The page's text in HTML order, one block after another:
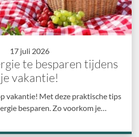
17 juli 2026
te besparen tijdens
je vakantie!
vakantie! Met deze praktische tips
besparen. Zo voorkom je…